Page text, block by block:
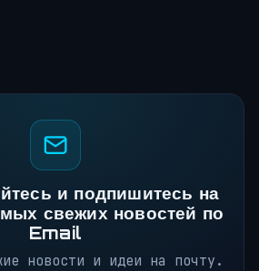
и подпишитесь на
свежих новостей по
Email
новости и идеи на почту.